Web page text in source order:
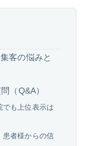
客の悩みと
（Q&A）
も上位表示は
患者様からの信